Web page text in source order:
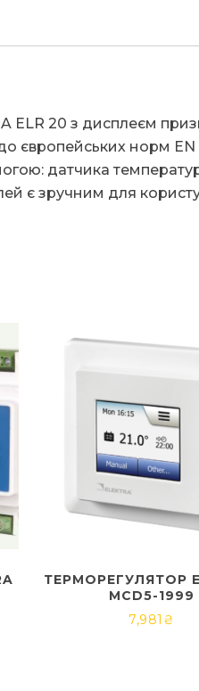
20 з дисплеєм
до європейських норм
датчика
є зручним для
ТЕРМОРЕГУЛЯТОР
MCD5-1999
7,981 ₴